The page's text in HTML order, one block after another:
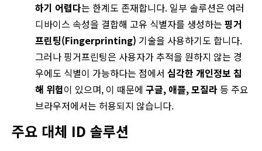
하기 어렵다는 한계도 존재합니다. 일부 솔루션은 여러
디바이스 속성을 결합해 고유 식별자를 생성하는 핑거
프린팅(Fingerprinting) 기술을 사용하기도 합니다.
그러나 핑거프린팅은 사용자가 추적을 원하지 않는 경
우에도 식별이 가능하다는 점에서 심각한 개인정보 침
해 위험이 있으며, 이 때문에 구글, 애플, 모질라등 주요
브라우저에서는 허용되지 않습니다.
주요 대체 ID 솔루션